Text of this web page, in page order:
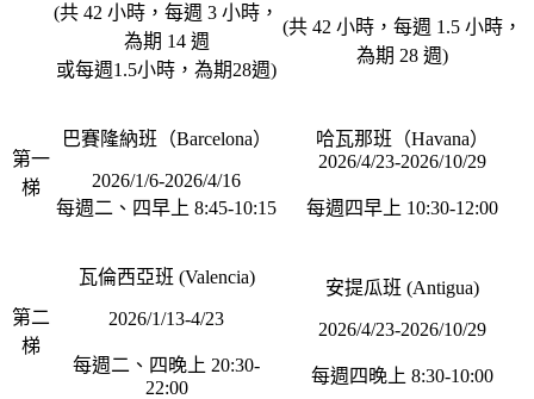
(共 42 小時，每週 3 小時，
為期 14 週
或每週1.5小時，為期28週)
(共 42 小時，每週 1.5 小時，
為期 28 週)
第一
梯
巴賽隆納班（Barcelona）
2026/1/6-2026/4/16
每週二、四早上 8:45-10:15
哈瓦那班（Havana）
2026/4/23-2026/10/29
每週四早上 10:30-12:00
第二
梯
瓦倫西亞班 (Valencia)
2026/1/13-4/23
每週二、四晚上 20:30-
22:00
安提瓜班 (Antigua)
2026/4/23-2026/10/29
每週四晚上 8:30-10:00